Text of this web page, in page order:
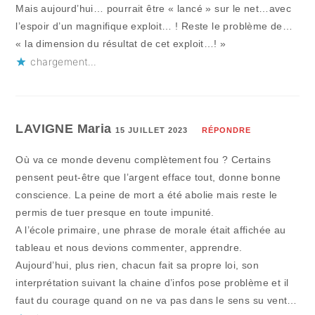
Mais aujourd’hui… pourrait être « lancé » sur le net…avec
l’espoir d’un magnifique exploit… ! Reste le problème de…
« la dimension du résultat de cet exploit…! »
chargement…
LAVIGNE Maria15 JUILLET 2023 RÉPONDRE
Où va ce monde devenu complètement fou ? Certains
pensent peut-être que l’argent efface tout, donne bonne
conscience. La peine de mort a été abolie mais reste le
permis de tuer presque en toute impunité.
A l’école primaire, une phrase de morale était affichée au
tableau et nous devions commenter, apprendre.
Aujourd’hui, plus rien, chacun fait sa propre loi, son
interprétation suivant la chaine d’infos pose problème et il
faut du courage quand on ne va pas dans le sens su vent…